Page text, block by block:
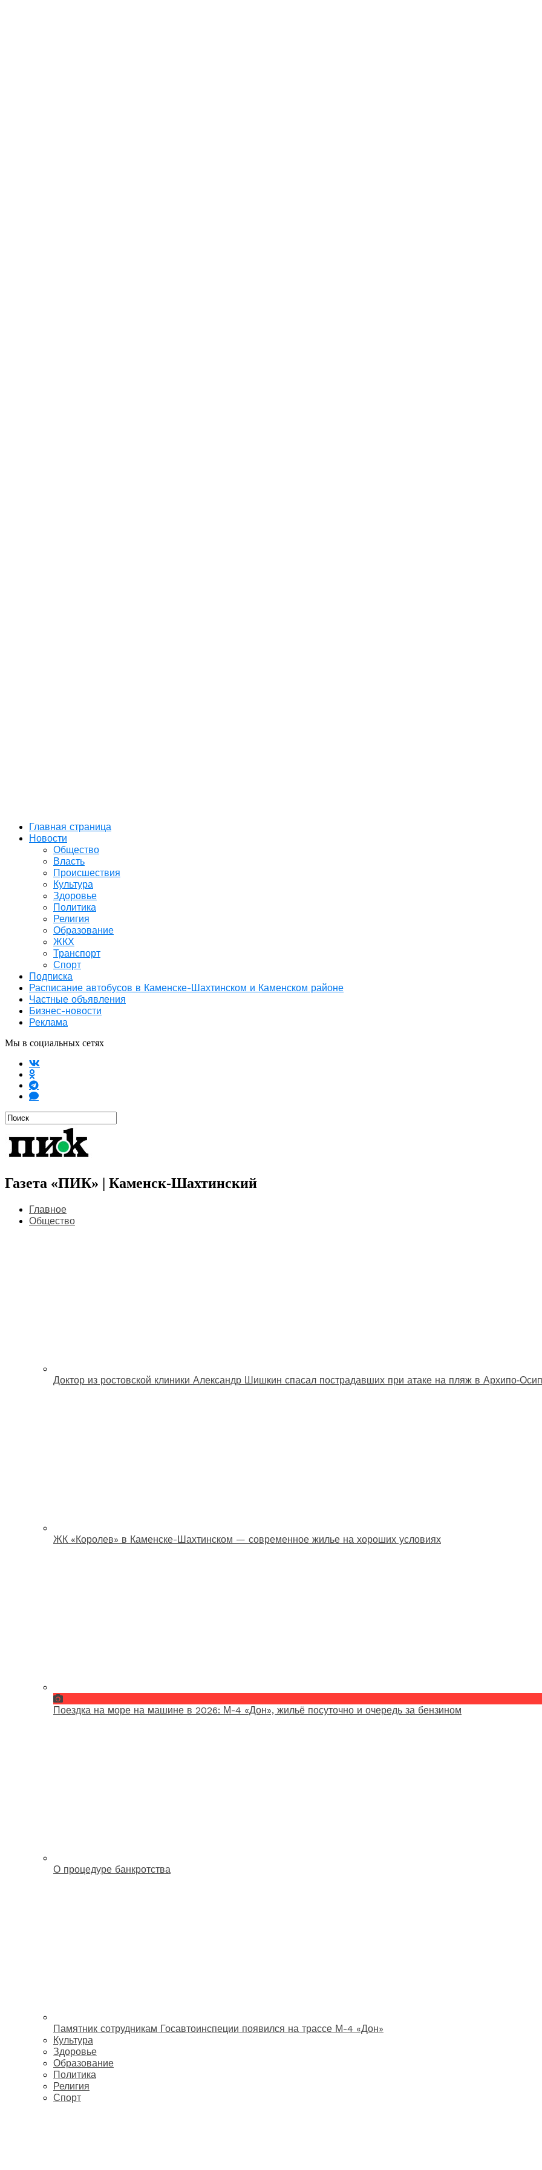
Главная страница
Новости
Общество
Власть
Происшествия
Культура
Здоровье
Политика
Религия
Образование
ЖКХ
Транспорт
Спорт
Подписка
Расписание автобусов в Каменске-Шахтинском и Каменском районе
Частные объявления
Бизнес-новости
Реклама
Мы в социальных сетях
Газета «ПИК» | Каменск-Шахтинский
Главное
Общество
Доктор из ростовской клиники Александр Шишкин спасал пострадавших при атаке на пляж в
ЖК «Королев» в Каменске-Шахтинском — современное жилье на хороших условиях
Поездка на море на машине в 2026: М-4 «Дон», жильё посуточно и очередь за бензином
О процедуре банкротства
Памятник сотрудникам Госавтоинспеции появился на трассе М-4 «Дон»
Культура
Здоровье
Образование
Политика
Религия
Спорт